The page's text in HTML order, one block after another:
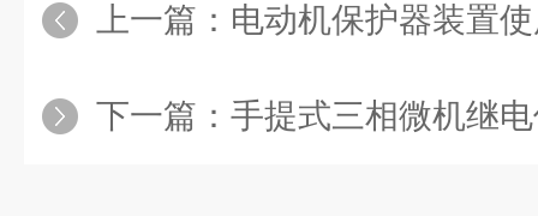
上一篇： 电动机保护器装置
下一篇： 手提式三相微机继电